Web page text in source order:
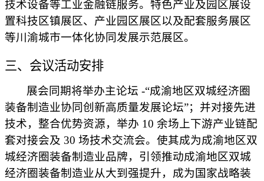
技术设备等工业金融链服务。特色产业及园区展设
置科技区镇展区、产业园区展区以及配套服务展区
等川渝城市一体化协同发展示范展区。
三、会议活动安排
展会同期将举办主论坛 -“成渝地区双城经济圈
装备制造业协同创新高质量发展论坛”；并对接先进
技术，整合优势资源，举办 10 余场上下游产业链配
套对接会及 30 场技术交流会。使其成为成渝地区双
城经济圈装备制造业品牌，引领推动成渝地区双城
经济圈装备制造业从大到强提升，成为国家战略装